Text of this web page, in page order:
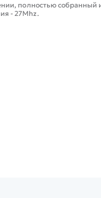
полностью собранный
- 27Mhz.